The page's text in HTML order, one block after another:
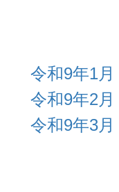
令和9年1月
令和9年2月
令和9年3月